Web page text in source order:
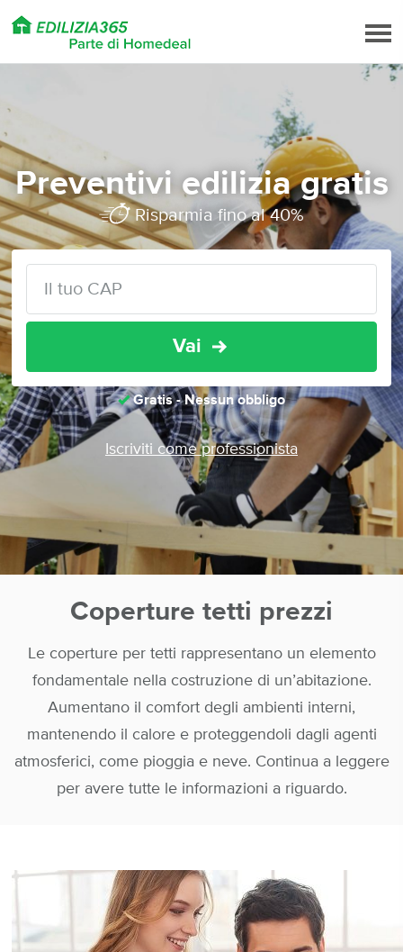
Preventivi edilizia gratis
Risparmia fino al 40%
Vai
Gratis - Nessun obbligo
Iscriviti come professionista
Coperture tetti prezzi
Le coperture per tetti rappresentano un elemento
fondamentale nella costruzione di un’abitazione.
Aumentano il comfort degli ambienti interni,
mantenendo il calore e proteggendoli dagli agenti
atmosferici, come pioggia e neve. Continua a leggere
per avere tutte le informazioni a riguardo.